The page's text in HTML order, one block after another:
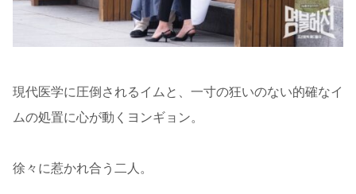
現代医学に圧倒されるイムと、一寸の狂いのない的確なイ
ムの処置に心が動くヨンギョン。
徐々に惹かれ合う二人。